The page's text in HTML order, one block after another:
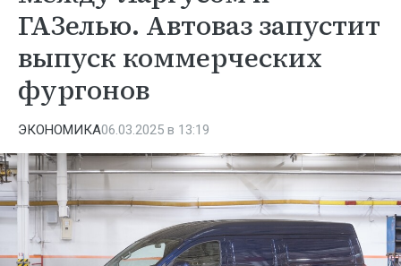
ГАЗелью. Автоваз запустит
выпуск коммерческих
фургонов
ЭКОНОМИКА06.03.2025 в 13:19